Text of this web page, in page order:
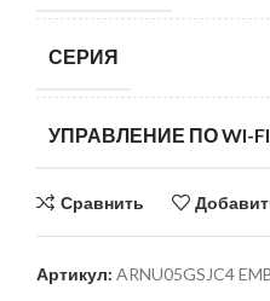
СЕРИЯ
УПРАВЛЕНИЕ ПО WI-FI
Сравнить
Артикул: ARNU05GSJC4